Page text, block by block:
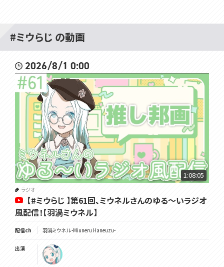
#ミウらじ の動画
2026/8/1 0:00
1:08:05
ラジオ
【#ミウらじ 】第61回、ミウネルさんのゆる～いラジオ
風配信！【羽渦ミウネル】
配信ch 羽渦ミウネル -Miuneru Haneuzu-
出演